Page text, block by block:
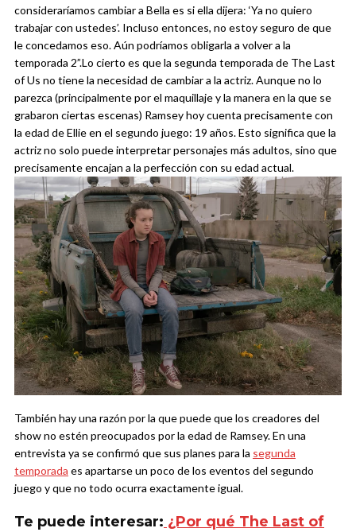
consideraríamos cambiar a Bella es si ella dijera: ‘Ya no quiero
trabajar con ustedes’. Incluso entonces, no estoy seguro de que
le concedamos eso. Aún podríamos obligarla a volver a la
temporada 2”.Lo cierto es que la segunda temporada de The Last
of Us no tiene la necesidad de cambiar a la actriz. Aunque no lo
parezca (principalmente por el maquillaje y la manera en la que se
grabaron ciertas escenas) Ramsey hoy cuenta precisamente con
la edad de Ellie en el segundo juego: 19 años. Esto significa que la
actriz no solo puede interpretar personajes más adultos, sino que
precisamente encajan a la perfección con su edad actual.
También hay una razón por la que puede que los creadores del
show no estén preocupados por la edad de Ramsey. En una
entrevista ya se confirmó que sus planes para la segunda
temporada es apartarse un poco de los eventos del segundo
juego y que no todo ocurra exactamente igual.
Te puede interesar: ¿Por qué The Last of